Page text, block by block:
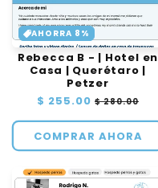
AHORRA 8%
Rebecca B - | Hotel en
Casa | Querétaro |
Petzer
Precio
$ 255.00 Precio
oferta
$ 280.00
COMPRAR AHORA